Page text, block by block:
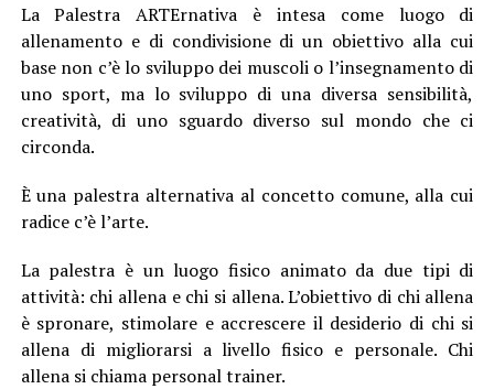
La Palestra ARTErnativa è intesa come luogo di
allenamento e di condivisione di un obiettivo alla cui
base non c’è lo sviluppo dei muscoli o l’insegnamento di
uno sport, ma lo sviluppo di una diversa sensibilità,
creatività, di uno sguardo diverso sul mondo che ci
circonda.
È una palestra alternativa al concetto comune, alla cui
radice c’è l’arte.
La palestra è un luogo fisico animato da due tipi di
attività: chi allena e chi si allena. L’obiettivo di chi allena
è spronare, stimolare e accrescere il desiderio di chi si
allena di migliorarsi a livello fisico e personale. Chi
allena si chiama personal trainer.